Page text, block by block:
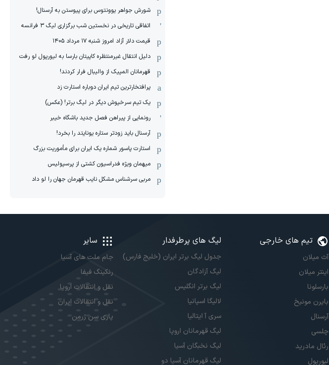
شورش جواهر یوونتوس برای پیوستن به آرسنال!
اتفاقی تاریخی در نخستین شب برگزاری لیگ ۳ فرانسه
قیمت دلار آزاد امروز شنبه ۱۷ مرداد ۱۴۰۵
دلیل انتقال غیرمنتظره کاپیتان بارسا به لیورپول لو رفت
قهرمانان المپیک از والیبال فرار کردند!
پرافتخارترین تیم ایران دوباره استارت زد
یک تیم سرخپوش دیگر در لیگ برتر! (عکس)
رونمایی از پیراهن فصل جدید باشگاه خیبر
آرسنال باید زودتر ستاره یونایتد را بخرد!
استارت پاسور شماره یک ایران برای مأموریت بزرگ
میهمان ویژه فدراسیون کشتی از پرسپولیس
مربی سرشناس مشکل نایب قهرمان جهان را لو داد
تیم های خارجی
آث میلان
اینتر میلان
بارسلونا
بایرن مونیخ
آرسنال
چلسی
رئال مادرید
لیورپول
لیگ های پرطرفدار
جدول لیگ برتر ایران (خلیج فارس)
لیگ آزادگان
لیگ برتر انگلیس
لالیگا اسپانیا
سری آ ایتالیا
لیگ قهرمانان اروپا
لیگ نخبگان آسیا
لیگ قهرمانان آسیا دو
سایر
جام ملت های آسیا
رنکینگ فیفا
نقل و انتقالات اروپا
نقل و انتقالات ایران
پاری سن ژرمن